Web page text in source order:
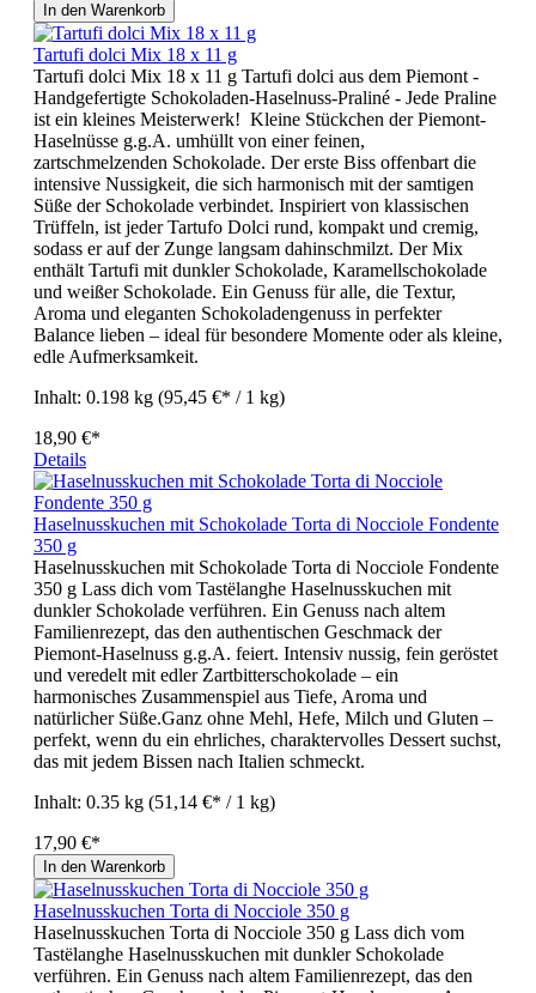
In den Warenkorb
Tartufi dolci Mix 18 x 11 g
Tartufi dolci Mix 18 x 11 g Tartufi dolci aus dem Piemont -
Handgefertigte Schokoladen-Haselnuss-Praliné - Jede Praline
ist ein kleines Meisterwerk! Kleine Stückchen der Piemont-
Haselnüsse g.g.A. umhüllt von einer feinen,
zartschmelzenden Schokolade. Der erste Biss offenbart die
intensive Nussigkeit, die sich harmonisch mit der samtigen
Süße der Schokolade verbindet. Inspiriert von klassischen
Trüffeln, ist jeder Tartufo Dolci rund, kompakt und cremig,
sodass er auf der Zunge langsam dahinschmilzt. Der Mix
enthält Tartufi mit dunkler Schokolade, Karamellschokolade
und weißer Schokolade. Ein Genuss für alle, die Textur,
Aroma und eleganten Schokoladengenuss in perfekter
Balance lieben – ideal für besondere Momente oder als kleine,
edle Aufmerksamkeit.
Inhalt: 0.198 kg (95,45 €* / 1 kg)
18,90 €*
Details
Haselnusskuchen mit Schokolade Torta di Nocciole Fondente
350 g
Haselnusskuchen mit Schokolade Torta di Nocciole Fondente
350 g Lass dich vom Tastëlanghe Haselnusskuchen mit
dunkler Schokolade verführen. Ein Genuss nach altem
Familienrezept, das den authentischen Geschmack der
Piemont-Haselnuss g.g.A. feiert. Intensiv nussig, fein geröstet
und veredelt mit edler Zartbitterschokolade – ein
harmonisches Zusammenspiel aus Tiefe, Aroma und
natürlicher Süße.Ganz ohne Mehl, Hefe, Milch und Gluten –
perfekt, wenn du ein ehrliches, charaktervolles Dessert suchst,
das mit jedem Bissen nach Italien schmeckt.
Inhalt: 0.35 kg (51,14 €* / 1 kg)
17,90 €*
In den Warenkorb
Haselnusskuchen Torta di Nocciole 350 g
Haselnusskuchen Torta di Nocciole 350 g Lass dich vom
Tastëlanghe Haselnusskuchen mit dunkler Schokolade
verführen. Ein Genuss nach altem Familienrezept, das den